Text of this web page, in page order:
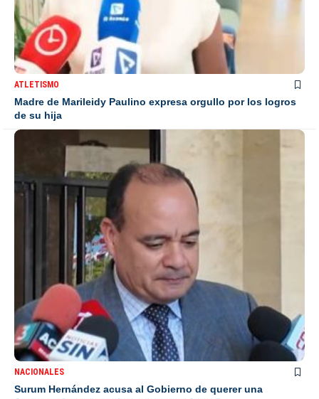
ATLETISMO
Madre de Marileidy Paulino expresa orgullo por los logros
de su hija
NACIONALES
Surum Hernández acusa al Gobierno de querer una